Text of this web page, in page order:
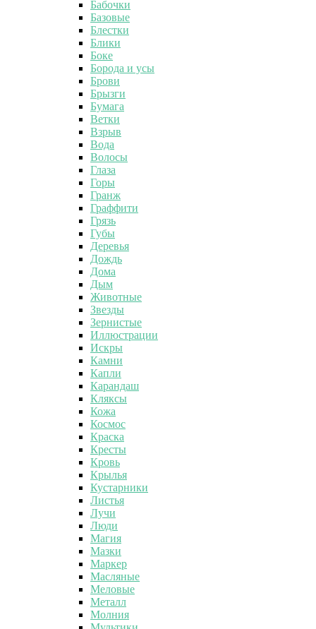
Бабочки
Базовые
Блестки
Блики
Боке
Борода и усы
Брови
Брызги
Бумага
Ветки
Взрыв
Вода
Волосы
Глаза
Горы
Гранж
Граффити
Грязь
Губы
Деревья
Дождь
Дома
Дым
Животные
Звезды
Зернистые
Иллюстрации
Искры
Камни
Капли
Карандаш
Кляксы
Кожа
Космос
Краска
Кресты
Кровь
Крылья
Кустарники
Листья
Лучи
Люди
Магия
Мазки
Маркер
Масляные
Меловые
Металл
Молния